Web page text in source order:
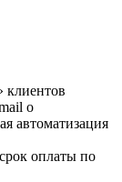
клиентов
о
автоматизация
оплаты по